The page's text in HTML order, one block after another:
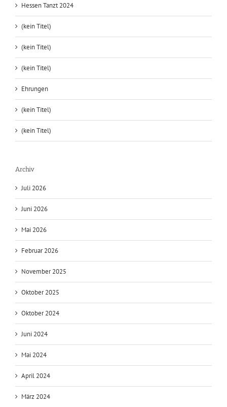
Hessen Tanzt 2024
(kein Titel)
(kein Titel)
(kein Titel)
Ehrungen
(kein Titel)
(kein Titel)
Archiv
Juli 2026
Juni 2026
Mai 2026
Februar 2026
November 2025
Oktober 2025
Oktober 2024
Juni 2024
Mai 2024
April 2024
März 2024